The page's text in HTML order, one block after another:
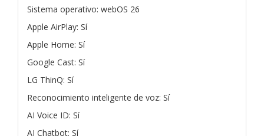
Sistema operativo: webOS 26
Apple AirPlay: Sí
Apple Home: Sí
Google Cast: Sí
LG ThinQ: Sí
Reconocimiento inteligente de voz: Sí
AI Voice ID: Sí
AI Chatbot: Sí